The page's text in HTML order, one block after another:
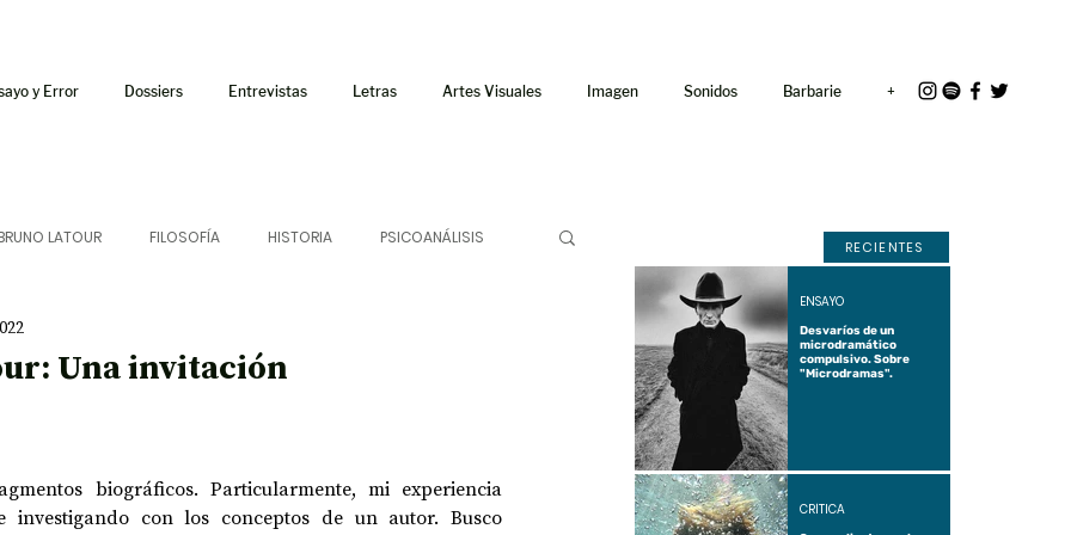
y Error Dossiers Entrevistas Letras Artes Visuales Imagen Sonidos Barbarie +
LATOUR FILOSOFÍA HISTORIA PSICOANÁLISIS
AFUERISMOS POESÍA ENSAYO
Una invitación
biográficos. Particularmente, mi experiencia
investigando con los conceptos de un autor. Busco
RECIENTES
Desvaríos de un
microdramático
compulsivo. Sobre
"Microdramas".
ENSAYO
CRÍTICA